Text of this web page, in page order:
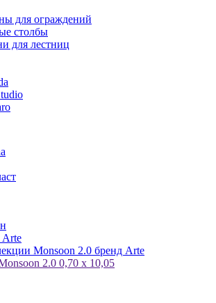
для ограждений
столбы
для лестниц
Arte
Monsoon 2.0 бренд Arte
2.0 0,70 х 10,05